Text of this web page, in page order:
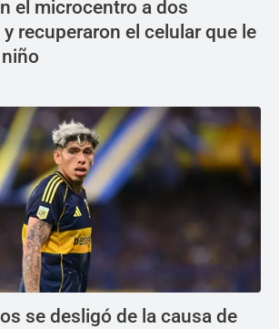
el microcentro a dos
recuperaron el celular que le
se desligó de la causa de